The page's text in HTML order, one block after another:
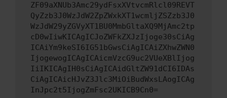
ZF09aXNUb3Amc29ydFsxXVtvcmRlcl09REVT
QyZzb3J0WzJdW2ZpZWxkXT1wcmljZSZzb3J0
WzJdW29yZGVyXT1BU0MmbGltaXQ9MjAmc2tp
cD0wIiwKICAgICJoZWFkZXJzIjoge30sCiAg
ICAiYm9keSI6IG51bGwsCiAgICAiZXhwZWN0
IjogewogICAgICAicmVzcG9uc2VUeXBlIjog
IiIKICAgIH0sCiAgICAidGltZW91dCI6IDAs
CiAgICAicHJvZ3Jlc3MiOiBudWxsLAogICAg
InJpc2t5IjogZmFsc2UKICB9Cn0=